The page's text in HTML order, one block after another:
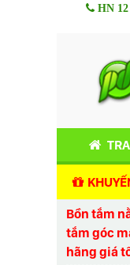
HN
Bồn tắm
tắm góc
hãng giá